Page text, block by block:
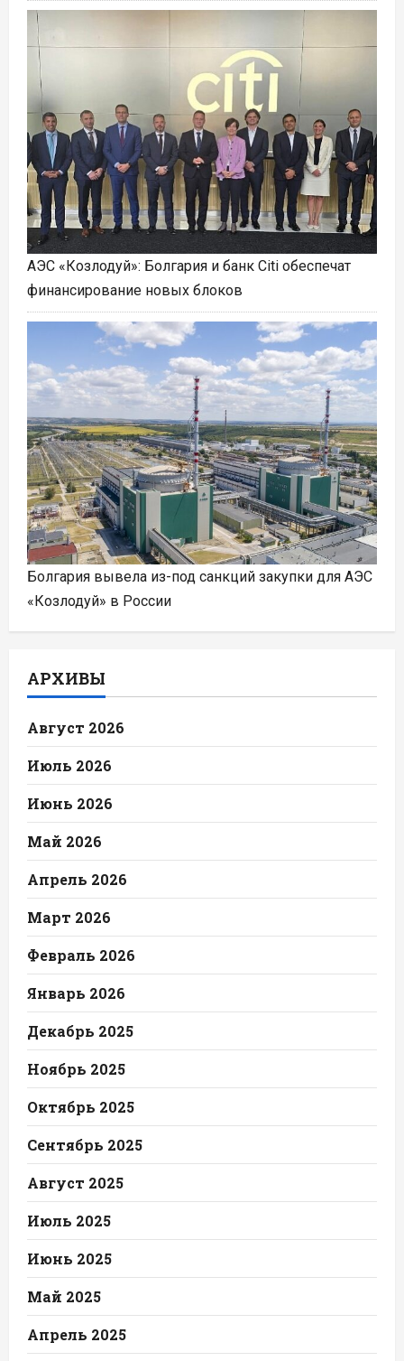
АЭС «Козлодуй»: Болгария и банк Citi обеспечат
финансирование новых блоков
Болгария вывела из-под санкций закупки для АЭС
«Козлодуй» в России
АРХИВЫ
Август 2026
Июль 2026
Июнь 2026
Май 2026
Апрель 2026
Март 2026
Февраль 2026
Январь 2026
Декабрь 2025
Ноябрь 2025
Октябрь 2025
Сентябрь 2025
Август 2025
Июль 2025
Июнь 2025
Май 2025
Апрель 2025